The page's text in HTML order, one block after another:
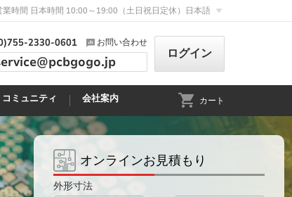
時間 日本時間 10:00～19:00（土日祝日定休） 日本語
2330-0601 お問い合わせ
ログイン
コミュニティ 会社案内 カート
オンラインお見積もり
外形寸法